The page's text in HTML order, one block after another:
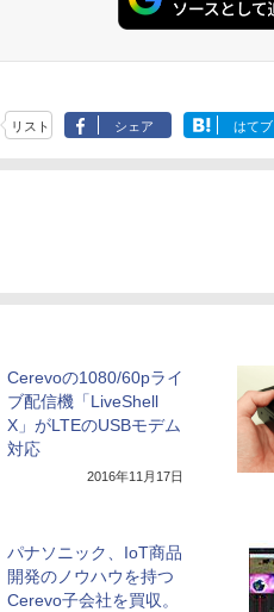
リスト シェア はてブ
Cerevoの1080/60pライ
ブ配信機「LiveShell
X」がLTEのUSBモデム
対応
2016年11月17日
パナソニック、IoT商品
開発のノウハウを持つ
Cerevo子会社を買収。